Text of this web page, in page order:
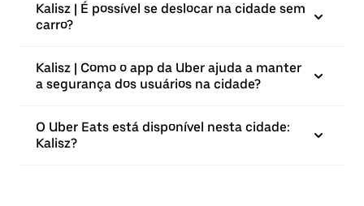
Kalisz | É possível se deslocar na cidade sem
carro?
Kalisz | Como o app da Uber ajuda a manter
a segurança dos usuários na cidade?
O Uber Eats está disponível nesta cidade:
Kalisz?